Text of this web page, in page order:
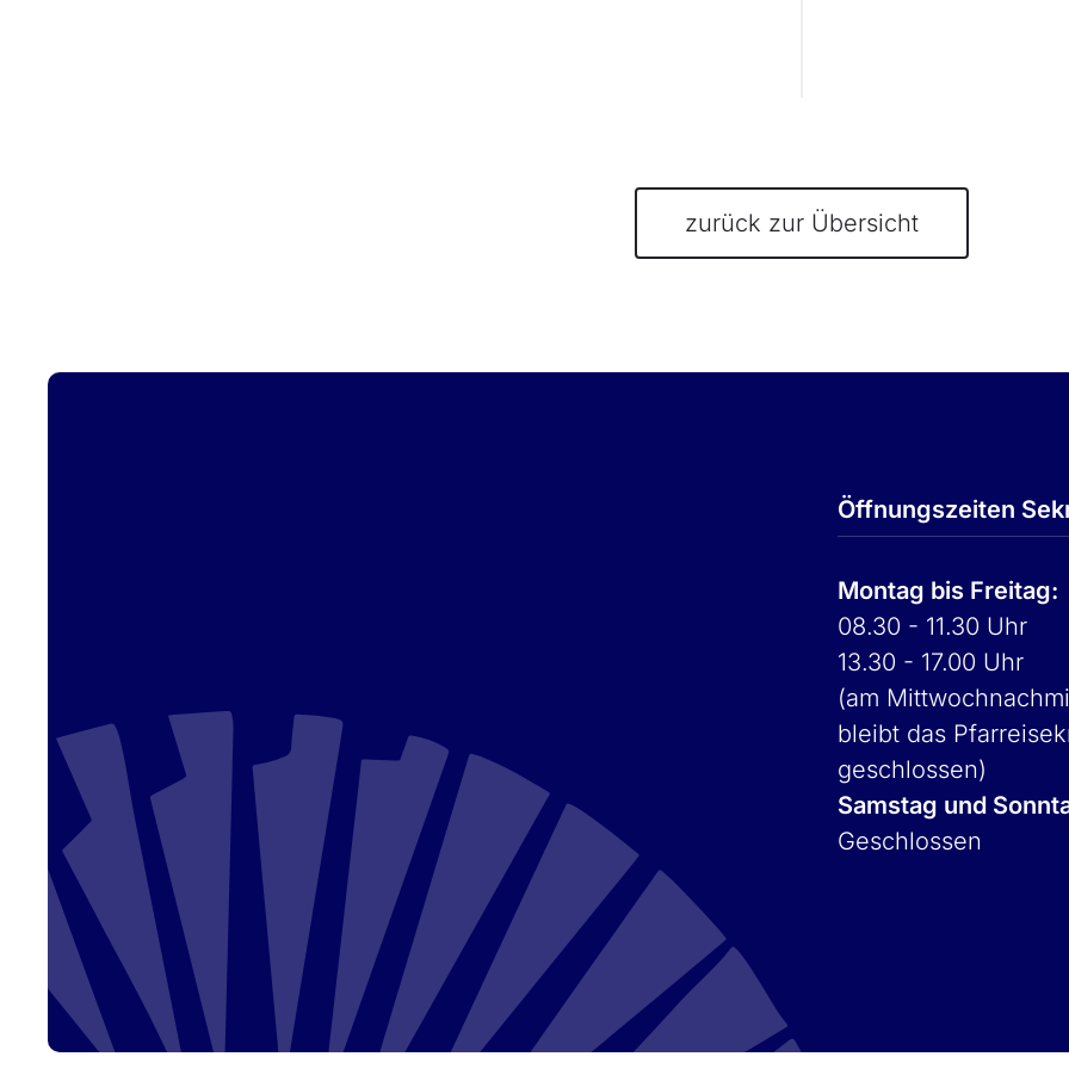
zurück zur Übersicht
Öffnungszeiten
Montag bis Freitag:
08.30 - 11.30 Uhr
13.30 - 17.00 Uhr
(am
bleibt das
geschlossen)
Samstag und
Geschlossen